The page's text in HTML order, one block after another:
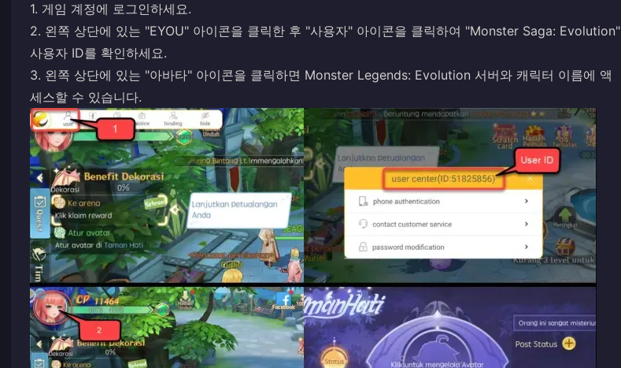
1. 게임 계정에 로그인하세요.
2. 왼쪽 상단에 있는 "EYOU" 아이콘을 클릭한 후 "사용자" 아이콘을 클릭하여 "Monster Saga: Evolution"
사용자 ID를 확인하세요.
3. 왼쪽 상단에 있는 "아바타" 아이콘을 클릭하면 Monster Legends: Evolution 서버와 캐릭터 이름에 액
세스할 수 있습니다.